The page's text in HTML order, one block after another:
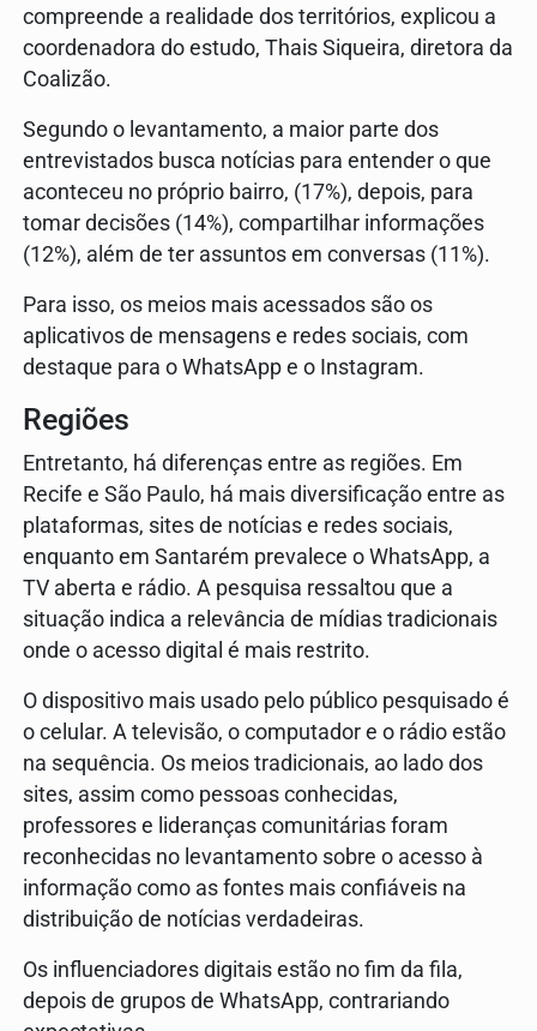
compreende a realidade dos territórios, explicou a
coordenadora do estudo, Thais Siqueira, diretora da
Coalizão.
Segundo o levantamento, a maior parte dos
entrevistados busca notícias para entender o que
aconteceu no próprio bairro, (17%), depois, para
tomar decisões (14%), compartilhar informações
(12%), além de ter assuntos em conversas (11%).
Para isso, os meios mais acessados são os
aplicativos de mensagens e redes sociais, com
destaque para o WhatsApp e o Instagram.
Regiões
Entretanto, há diferenças entre as regiões. Em
Recife e São Paulo, há mais diversificação entre as
plataformas, sites de notícias e redes sociais,
enquanto em Santarém prevalece o WhatsApp, a
TV aberta e rádio. A pesquisa ressaltou que a
situação indica a relevância de mídias tradicionais
onde o acesso digital é mais restrito.
O dispositivo mais usado pelo público pesquisado é
o celular. A televisão, o computador e o rádio estão
na sequência. Os meios tradicionais, ao lado dos
sites, assim como pessoas conhecidas,
professores e lideranças comunitárias foram
reconhecidas no levantamento sobre o acesso à
informação como as fontes mais confiáveis na
distribuição de notícias verdadeiras.
Os influenciadores digitais estão no fim da fila,
depois de grupos de WhatsApp, contrariando